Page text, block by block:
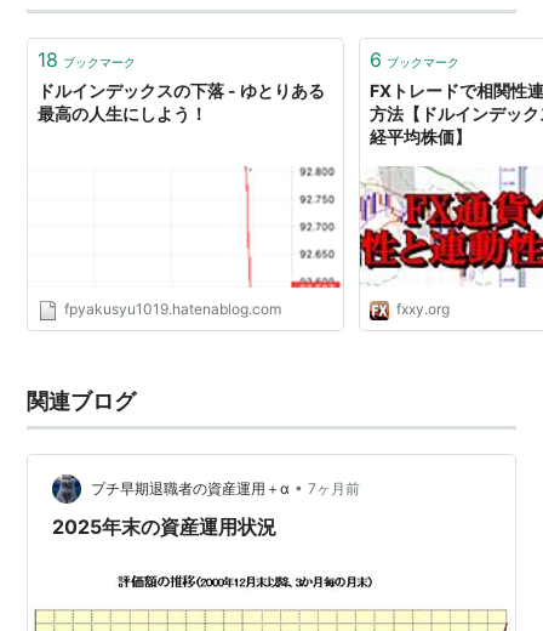
くとしており、ものすごい嗅覚の優れ…
18 ブックマーク
ドルインデックスの下落 - ゆとりある
最高の人生にしよう！
fpyakusyu1019.hatenablog.com
6 ブックマーク
FXトレードで相関性
方法【ドルインデッ
経平均株価】
fxxy.org
関連ブログ
プチ早期退職者の資産運用＋α • 7ヶ月前
2025年末の資産運用状況